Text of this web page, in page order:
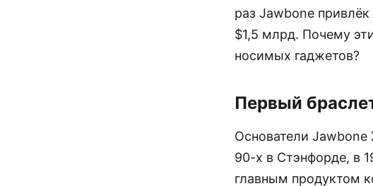
раз Jawbone
$1,5 млрд. Почему
носимых гаджетов?
Первый
Основатели
90-х в Стэнфорде, в
главным продуктом